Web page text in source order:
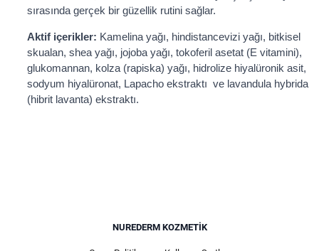
sırasında gerçek bir güzellik rutini sağlar.
Aktif içerikler: Kamelina yağı, hindistancevizi yağı, bitkisel
skualan, shea yağı, jojoba yağı, tokoferil asetat (E vitamini),
glukomannan, kolza (rapiska) yağı, hidrolize hiyalüronik asit,
sodyum hiyalüronat, Lapacho ekstraktı ve lavandula hybrida
(hibrit lavanta) ekstraktı.
NUREDERM KOZMETIK